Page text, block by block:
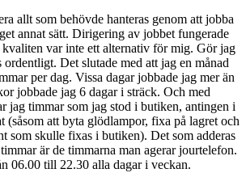
allt som behövde hanteras genom att jobba
annat sätt. Dirigering av jobbet fungerade
kvaliten var inte ett alternativ för mig. Gör jag
ordentligt. Det slutade med att jag en månad
per dag. Vissa dagar jobbade jag mer än
jobbade jag 6 dagar i sträck. Och med
jag timmar som jag stod i butiken, antingen i
(såsom att byta glödlampor, fixa på lagret och
som skulle fixas i butiken). Det som adderas
är de timmarna man agerar jourtelefon.
06.00 till 22.30 alla dagar i veckan.